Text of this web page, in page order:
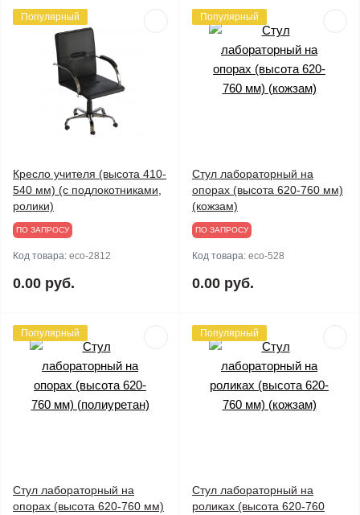
Популярный
Кресло учителя (высота 410-
540 мм) (с подлокотниками,
ролики)
ПО ЗАПРОСУ
Код товара: eco-2812
0.00 руб.
Популярный
Стул лабораторный на
опорах (высота 620-760 мм)
(кожзам)
ПО ЗАПРОСУ
Код товара: eco-528
0.00 руб.
Популярный
Стул лабораторный на
опорах (высота 620-760 мм)
Популярный
Стул лабораторный на
роликах (высота 620-760